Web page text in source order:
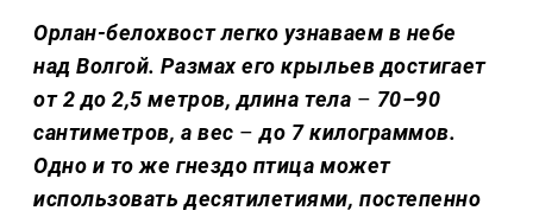
Орлан-белохвост легко узнаваем в небе
над Волгой. Размах его крыльев достигает
от 2 до 2,5 метров, длина тела – 70–90
сантиметров, а вес – до 7 килограммов.
Одно и то же гнездо птица может
использовать десятилетиями, постепенно